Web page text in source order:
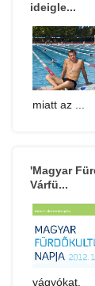
ideigle...
miatt az ...
'Magyar
Várfü...
vágyókat.